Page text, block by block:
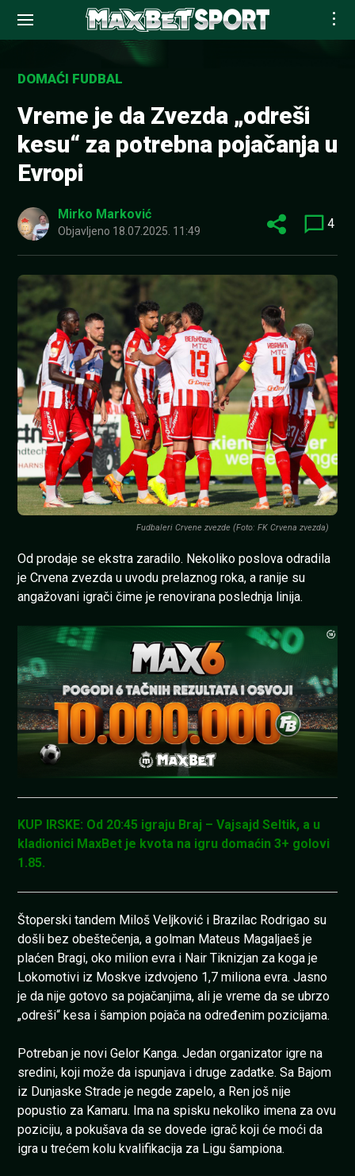
contentDOMAĆI FUDBAL
Vreme je da Zvezda „odreši
kesu“ za potrebna pojačanja u
Evropi
Mirko Marković
Objavljeno 18.07.2025. 11:49 4
Fudbaleri Crvene zvezde (Foto: FK Crvena zvezda)
Od prodaje se ekstra zaradilo. Nekoliko poslova odradila
je Crvena zvezda u uvodu prelaznog roka, a ranije su
angažovani igrači čime je renovirana poslednja linija.
KUP IRSKE: Od 20:45 igraju Braj – Vajsajd Seltik, a u
kladionici MaxBet je kvota na igru domaćin 3+ golovi
1.85.
Štoperski tandem Miloš Veljković i Brazilac Rodrigao su
došli bez obeštečenja, a golman Mateus Magaljaeš je
plaćen Bragi, oko milion evra i Nair Tiknizjan za koga je
Lokomotivi iz Moskve izdvojeno 1,7 miliona evra. Jasno
je da nije gotovo sa pojačanjima, ali je vreme da se ubrzo
„odreši“ kesa i šampion pojača na određenim pozicijama.
Potreban je novi Gelor Kanga. Jedan organizator igre na
sredini, koji može da ispunjava i druge zadatke. Sa Bajom
iz Dunjaske Strade je negde zapelo, a Ren još nije
popustio za Kamaru. Ima na spisku nekoliko imena za ovu
poziciju, a pokušava da se dovede igrač koji će moći da
igra u trećem kolu kvalifikacija za Ligu šampiona.